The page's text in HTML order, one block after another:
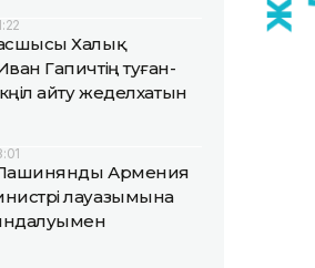
Халық
Гапичтің туған-
айту жеделхатын
Армения
лауазымына